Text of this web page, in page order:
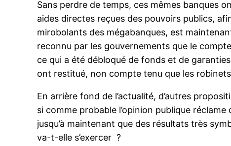
Sans perdre de temps, ces mêmes banques
aides directes reçues des pouvoirs publics,
mirobolants des mégabanques, est
reconnu par les gouvernements que le
ce qui a été débloqué de fonds et de
ont restitué, non compte tenu que les
En arrière fond de l’actualité, d’autres
si comme probable l’opinion publique
jusqu’à maintenant que des résultats très
va-t-elle s’exercer ?